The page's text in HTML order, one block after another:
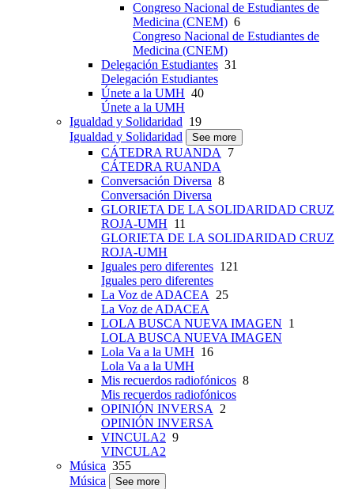
Congreso Nacional de Estudiantes de
Medicina (CNEM) 6
Congreso Nacional de Estudiantes de
Medicina (CNEM)
Delegación Estudiantes 31
Delegación Estudiantes
Únete a la UMH 40
Únete a la UMH
Igualdad y Solidaridad 19
Igualdad y Solidaridad
See more
CÁTEDRA RUANDA
7
CÁTEDRA RUANDA
Conversación Diversa 8
Conversación Diversa
GLORIETA DE LA SOLIDARIDAD CRUZ
ROJA-UMH 11
GLORIETA DE LA SOLIDARIDAD CRUZ
ROJA-UMH
Iguales pero diferentes 121
Iguales pero diferentes
La Voz de ADACEA
25
La Voz de ADACEA
LOLA BUSCA NUEVA IMAGEN 1
LOLA BUSCA NUEVA IMAGEN
Lola Va a la UMH 16
Lola Va a la UMH
Mis recuerdos radiofónicos 8
Mis recuerdos radiofónicos
OPINIÓN INVERSA
2
OPINIÓN INVERSA
VINCULA2 9
VINCULA2
Música 355
Música
See more